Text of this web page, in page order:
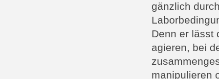
gänzlich
Denn er lässt
agieren, bei
manipulieren